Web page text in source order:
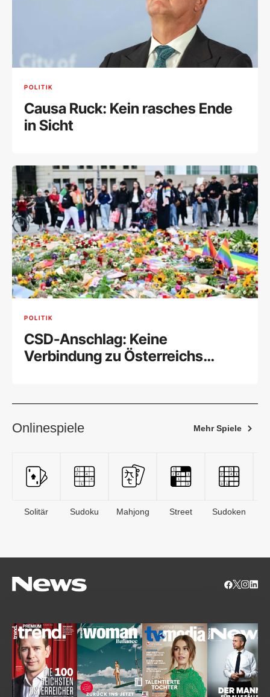
POLITIK
Causa Ruck: Kein rasches Ende
in Sicht
POLITIK
CSD-Anschlag: Keine
Verbindung zu Österreichs
Onlinespiele Mehr Spiele
Solitär Sudoku Mahjong Street Sudoken